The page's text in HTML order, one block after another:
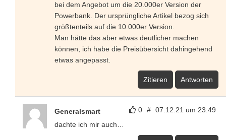
bei dem Angebot um die 20.000er Version der
Powerbank. Der ursprüngliche Artikel bezog sich
größtenteils auf die 10.000er Version.
Man hätte das aber etwas deutlicher machen
können, ich habe die Preisübersicht dahingehend
etwas angepasst.
Zitieren Antworten
0 # 07.12.21 um 23:49
Generalsmart
dachte ich mir auch…